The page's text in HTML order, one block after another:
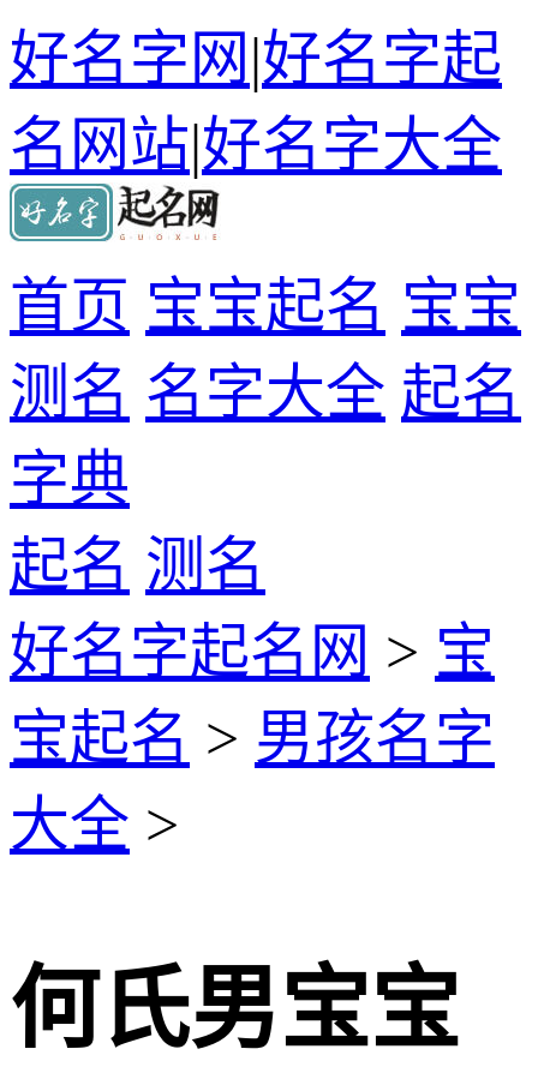
好名字网|好名字起
名网站|好名字大全
首页 宝宝起名 宝宝
测名 名字大全 起名
字典
起名 测名
好名字起名网 > 宝
宝起名 > 男孩名字
大全 >
何氏男宝宝